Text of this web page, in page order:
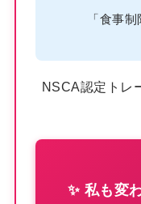
「食事
NSCA認定トレ
✨ 私も変